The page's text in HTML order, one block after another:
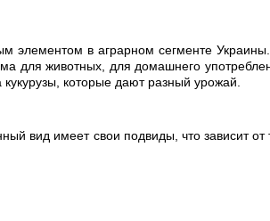
элементом в аграрном сегменте
для животных, для домашнего
которые дают разный урожай.
вид имеет свои подвиды, что зависит от